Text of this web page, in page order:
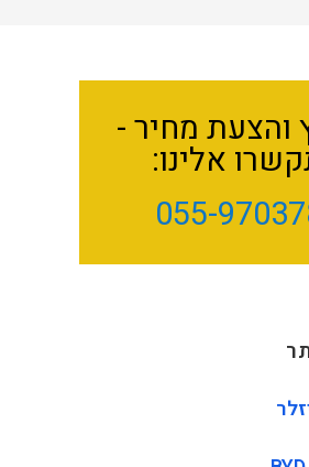
והצעת מחיר -
אלינו:
055-